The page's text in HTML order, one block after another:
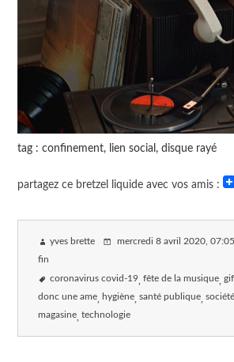
tag : confinement, lien social, disque rayé
partagez ce bretzel liquide avec vos amis :
yves brette mercredi 8 avril 2020, 07:05
fin
coronavirus covid-19 fête de la musique
donc une ame hygiène santé publique société
magasine technologie